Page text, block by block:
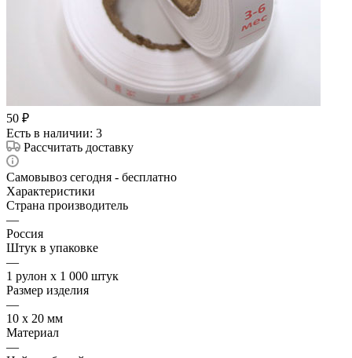
50 ₽
Есть в наличии: 3
Рассчитать доставку
Самовывоз сегодня - бесплатно
Характеристики
Страна производитель
—
Россия
Штук в упаковке
—
1 рулон х 1 000 штук
Размер изделия
—
10 х 20 мм
Материал
—